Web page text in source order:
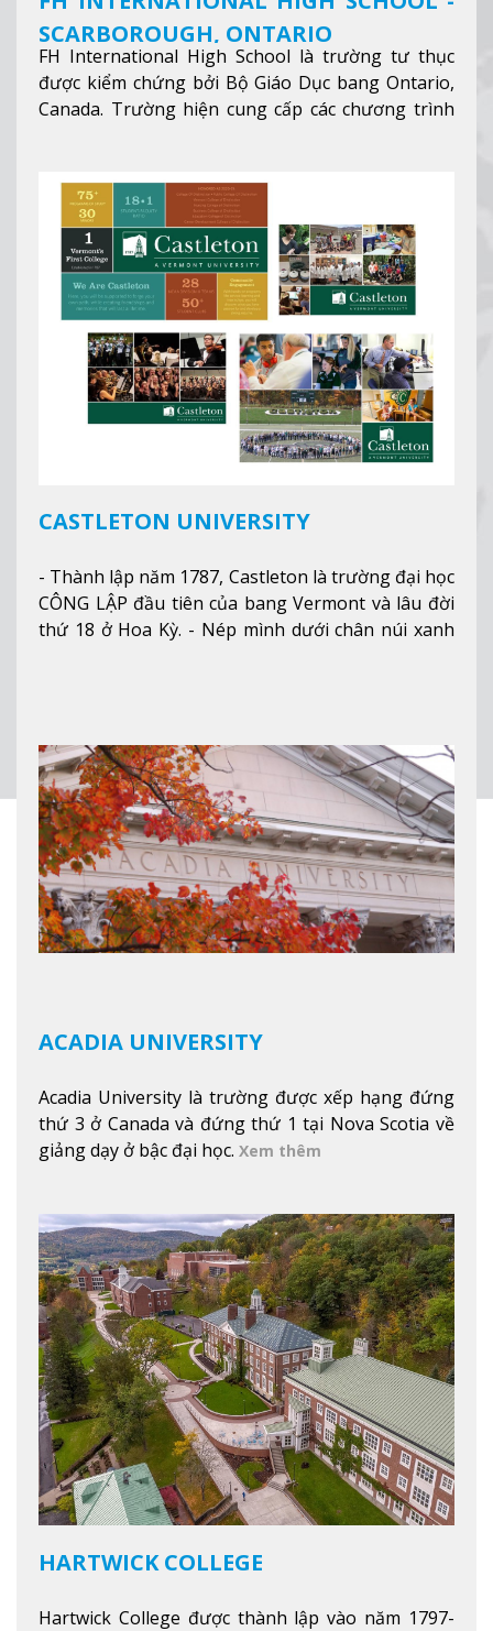
SCARBOROUGH, ONTARIO
FH International High School là trường tư thục
được kiểm chứng bởi Bộ Giáo Dục bang Ontario,
Canada. Trường hiện cung cấp các chương trình
hỗ trợ du học sinh dễ dàng tiếp cận và hòa nhập
nhanh chóng môi trường học tại Canada.
CASTLETON UNIVERSITY
- Thành lập năm 1787, Castleton là trường đại học
CÔNG LẬP đầu tiên của bang Vermont và lâu đời
thứ 18 ở Hoa Kỳ. - Nép mình dưới chân núi xanh
tuyết của trường, sinh viên có thể thưởng thức vẻ
đẹp tự nhiên của Vermont từ mọi góc trong
khuôn viên trường.Xem thêm
ACADIA UNIVERSITY
Acadia University là trường được xếp hạng đứng
thứ 3 ở Canada và đứng thứ 1 tại Nova Scotia về
giảng dạy ở bậc đại học. Xem thêm
HARTWICK COLLEGE
Hartwick College được thành lập vào năm 1797-